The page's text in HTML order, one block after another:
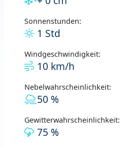
Sonnenstunden:
1 Std
Windgeschwindigkeit:
10 km/h
Nebelwahrscheinlichkeit:
50 %
Gewitterwahrscheinlichkeit:
75 %